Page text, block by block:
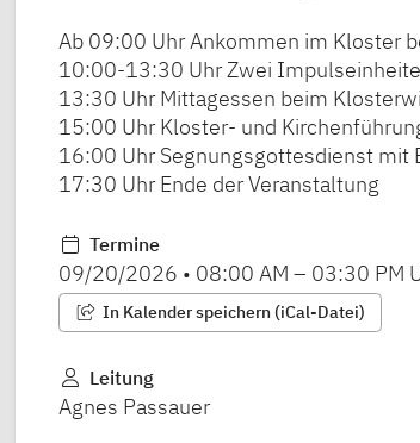
Ab 09:00 Uhr Ankommen im Kloster
10:00-13:30 Uhr Zwei
13:30 Uhr Mittagessen beim
15:00 Uhr Kloster- und
16:00 Uhr Segnungsgottesdienst mit
17:30 Uhr Ende der Veranstaltung
Termine
09/20/2026 • 08:00 AM – 03:30 PM
In Kalender speichern (iCal-Datei)
Leitung
Agnes Passauer